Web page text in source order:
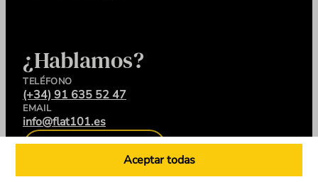
Aceptar todas
¿Hablamos?
TELÉFONO
(+34) 91 635 52 47
EMAIL
info@flat101.es
CONTACTA